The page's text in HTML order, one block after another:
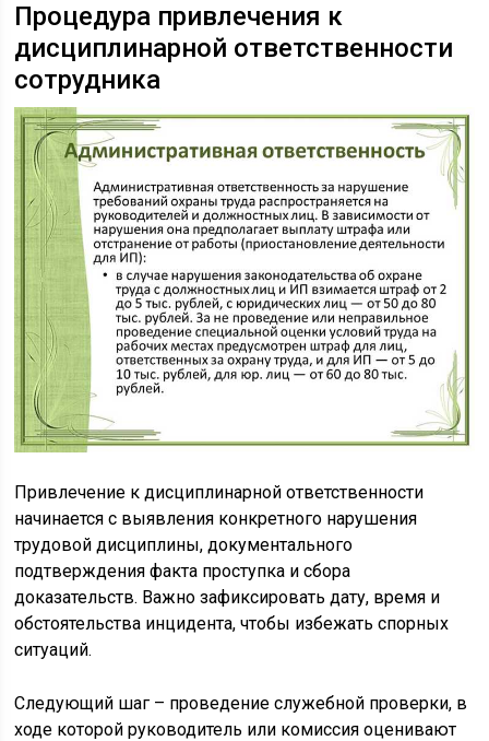
Процедура привлечения к
дисциплинарной ответственности
сотрудника
Привлечение к дисциплинарной ответственности
начинается с выявления конкретного нарушения
трудовой дисциплины, документального
подтверждения факта проступка и сбора
доказательств. Важно зафиксировать дату, время и
обстоятельства инцидента, чтобы избежать спорных
ситуаций.
Следующий шаг – проведение служебной проверки, в
ходе которой руководитель или комиссия оценивают